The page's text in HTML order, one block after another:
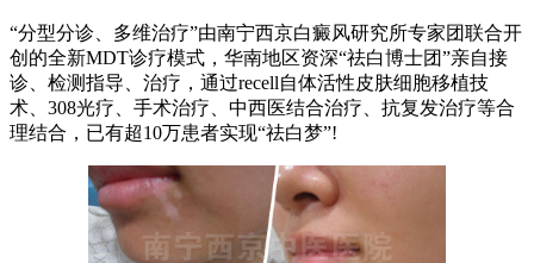
“分型分诊、多维治疗”由南宁西京白癜风研究所专家团联合开
创的全新MDT诊疗模式，华南地区资深“祛白博士团”亲自接
诊、检测指导、治疗，通过recell自体活性皮肤细胞移植技
术、308光疗、手术治疗、中西医结合治疗、抗复发治疗等合
理结合，已有超10万患者实现“祛白梦”!